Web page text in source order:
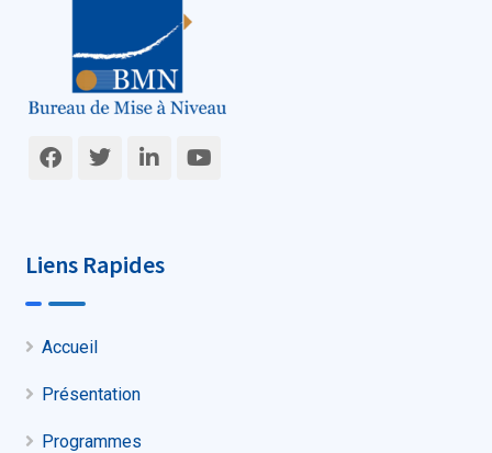
Liens Rapides
Accueil
Présentation
Programmes